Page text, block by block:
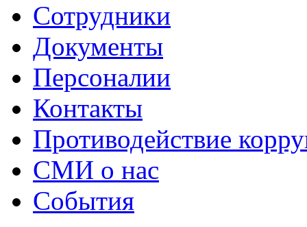
Сотрудники
Документы
Персоналии
Контакты
Противодействие
СМИ о нас
События